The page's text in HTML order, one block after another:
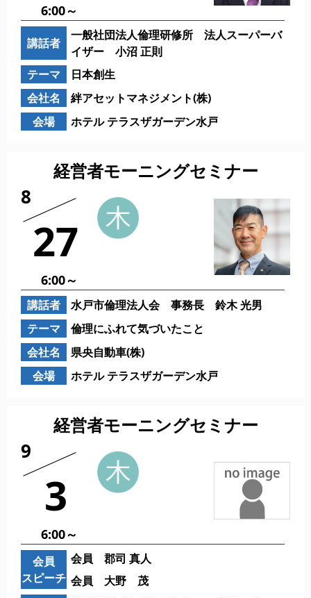
6:00～
講話者
一般社団法人倫理研修所 法人スーパーバ
イザー 小沼 正則
テーマ
日本創生
会社名
絆アセットマネジメント(株)
会場
ホテル テラスザガーデン水戸
経営者モーニングセミナー
8
27
6:00～
講話者
水戸市倫理法人会 事務長 鈴木 光男
テーマ
倫理にふれて気づいたこと
会社名
県央自動車(株)
会場
ホテル テラスザガーデン水戸
経営者モーニングセミナー
9
3
6:00～
会員
スピーチ
会員 郡司 真人
会員 大野 茂